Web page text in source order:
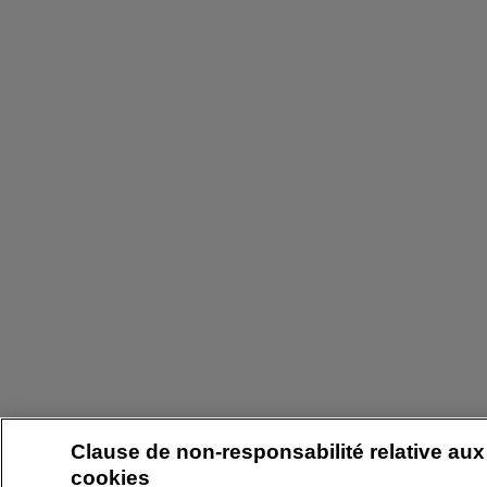
Clause de non-responsabilité relative aux
cookies